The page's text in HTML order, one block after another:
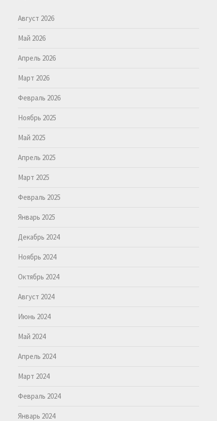
Август 2026
Май 2026
Апрель 2026
Март 2026
Февраль 2026
Ноябрь 2025
Май 2025
Апрель 2025
Март 2025
Февраль 2025
Январь 2025
Декабрь 2024
Ноябрь 2024
Октябрь 2024
Август 2024
Июнь 2024
Май 2024
Апрель 2024
Март 2024
Февраль 2024
Январь 2024